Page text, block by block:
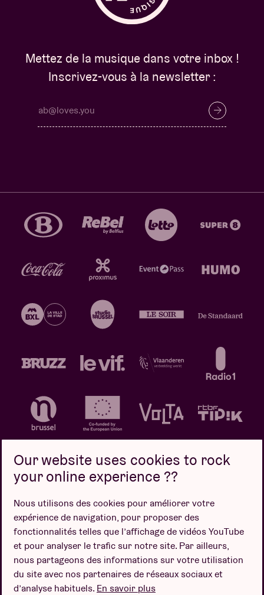
Mettez de la musique dans votre inbox !
Inscrivez-vous à la newsletter :
Politique de confidentialité
Politique de cookies
Conditions de vente
Design par
Our website uses cookies to rock
your online experience ??
Nous utilisons des cookies pour améliorer votre
expérience de navigation, pour proposer des
fonctionnalités telles que l’affichage de vidéos YouTube
et pour analyser le trafic sur notre site. Par ailleurs,
nous partageons des informations sur votre utilisation
du site avec nos partenaires de réseaux sociaux et
d’analyse habituels. En savoir plus